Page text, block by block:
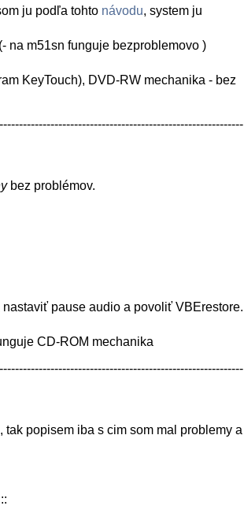
ju podľa tohto návodu, system ju
na m51sn funguje bezproblemovo )
KeyTouch), DVD-RW mechanika - bez
bez problémov.
pause audio a povoliť VBErestore.
CD-ROM mechanika
popisem iba s cim som mal problemy a